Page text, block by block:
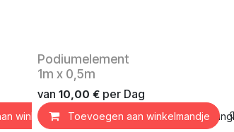
winkelmandje Toevoegen aan
Verhuurproduct
Podiumelement
1m x 0,5m
van 10,00 € per Dag
Toevoegen aan winkelmandje